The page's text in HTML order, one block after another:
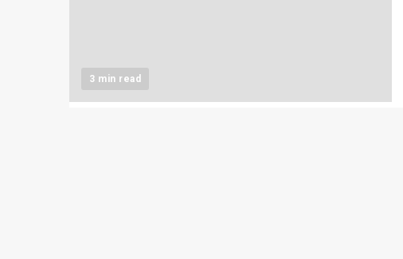
3 min read